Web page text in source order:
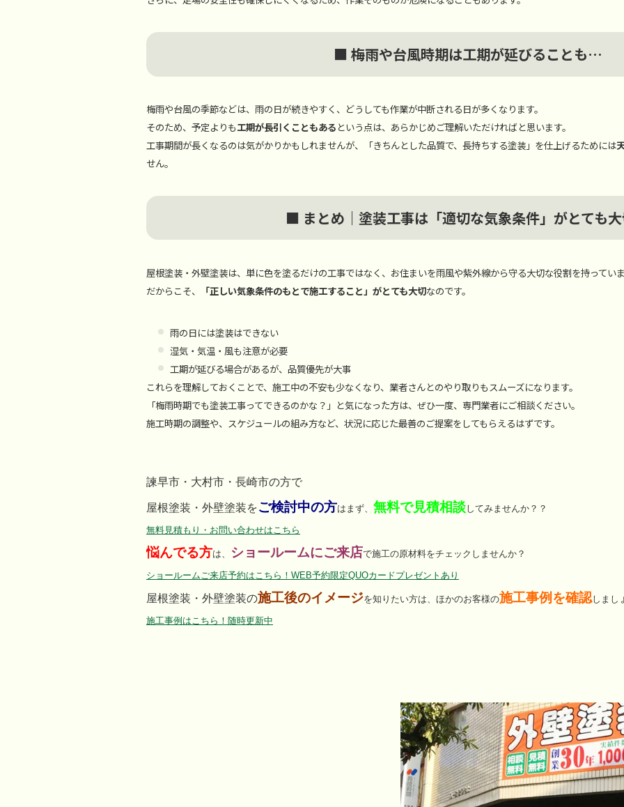
■ 梅雨や台風時期は工期が延びることも…
梅雨や台風の季節などは、雨の日が続きやすく、どうしても作業が中断される日が多くなります。
そのため、予定よりも工期が長引くこともある という点は、あらかじめご理解いただければと思います。
工事期間が長くなるのは気がかりかもしれませんが、「きちんとした品質で、長持ちする塗装」を仕上げるためには
せん。
■ まとめ｜塗装工事は「適切な気象条件」がとても
屋根塗装・外壁塗装は、単に色を塗るだけの工事ではなく、お住まいを雨風や紫外線から守る大切な役割を持ってい
だからこそ、
「正しい気象条件のもとで施工すること」がとても大切なのです。
雨の日には塗装はできない
湿気・気温・風も注意が必要
工期が延びる場合があるが、品質優先が大事
これらを理解しておくことで、施工中の不安も少なくなり、業者さんとのやり取りもスムーズになります。
「梅雨時期でも塗装工事ってできるのかな？」と気になった方は、ぜひ一度、専門業者にご相談ください。
施工時期の調整や、スケジュールの組み方など、状況に応じた最善のご提案をしてもらえるはずです。
諫早市・大村市・長崎市の方で
屋根塗装・外壁塗装をご検討中の方はまず、 無料で見積相談してみませんか？？
無料見積もり・お問い合わせはこちら
悩んでる方は、 ショールームにご来店で施工の原材料をチェックしませんか？
ショールームご来店予約はこちら！WEB予約限定QUOカードプレゼントあり
屋根塗装・外壁塗装の施工後のイメージを知りたい方は、ほかのお客様の施工事例を確認しまし
施工事例はこちら！随時更新中